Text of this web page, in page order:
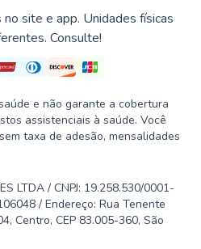
site e app. Unidades físicas
Consulte!
e não garante a cobertura
assistenciais à saúde. Você
taxa de adesão, mensalidades
LTDA / CNPJ: 19.258.530/0001-
/ Endereço: Rua Tenente
Centro, CEP 83.005-360, São